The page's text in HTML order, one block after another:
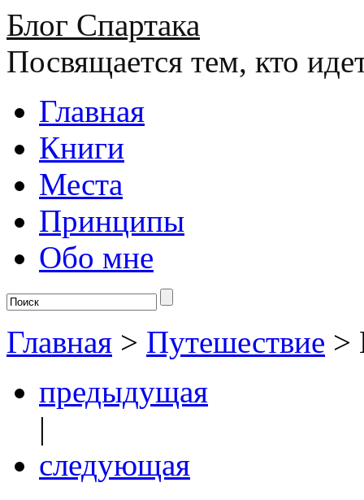
Блог Спартака
Посвящается тем, кто
Главная
Книги
Места
Принципы
Обо мне
Главная > Путешествие >
предыдущая
|
следующая